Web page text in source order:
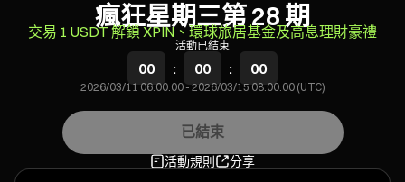
瘋狂星期三第 28 期
交易 1 USDT 解鎖 XPIN、環球旅居基金及高息理財豪禮
活動已結束
00 : 00 : 00
2026/03/11 06:00:00-2026/03/15 08:00:00 (UTC)
已結束
活動規則 分享